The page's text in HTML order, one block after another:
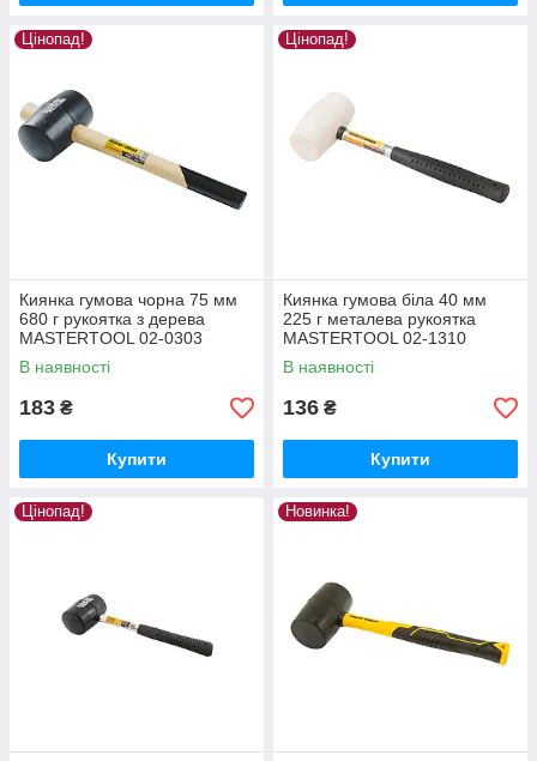
Цінопад!
Киянка гумова чорна 75 мм
680 г рукоятка з дерева
MASTERTOOL 02-0303
В наявності
183 ₴
Купити
Цінопад!
Киянка гумова біла 40 мм
225 г металева рукоятка
MASTERTOOL 02-1310
В наявності
136 ₴
Купити
Цінопад! Новинка!